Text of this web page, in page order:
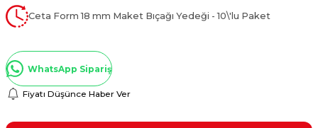
Kaplamalar
Ceta Form 18 mm Maket Bıçağı Yedeği - 10\'lu Paket
WhatsApp Sipariş
Fiyatı Düşünce Haber Ver